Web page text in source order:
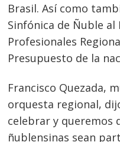
Brasil. Así como
Sinfónica de Ñuble
Profesionales
Presupuesto de la
Francisco Quezada,
orquesta regional,
celebrar y queremos
ñublensinas sean